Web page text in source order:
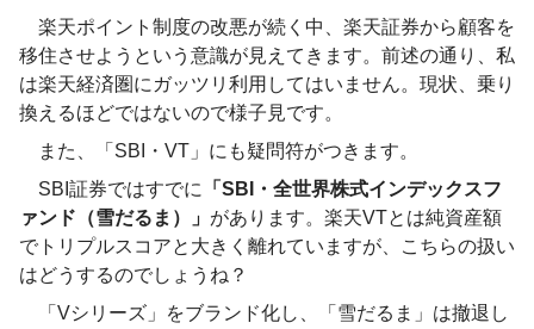
楽天ポイント制度の改悪が続く中、楽天証券から顧客を
移住させようという意識が見えてきます。前述の通り、私
は楽天経済圏にガッツリ利用してはいません。現状、乗り
換えるほどではないので様子見です。
また、「SBI・VT」にも疑問符がつきます。
SBI証券ではすでに
「SBI・全世界株式インデックスフ
ァンド（雪だるま）」 があります。楽天VTとは純資産額
でトリプルスコアと大きく離れていますが、こちらの扱い
はどうするのでしょうね？
「Vシリーズ」をブランド化し、「雪だるま」は撤退し